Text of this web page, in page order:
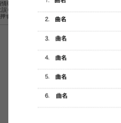
報およびセットリスト情報の正確性は保証さ
りがある場合は、
すと、株式会社ページワンが運営する歌詞サイ
セットリストをプレイリ